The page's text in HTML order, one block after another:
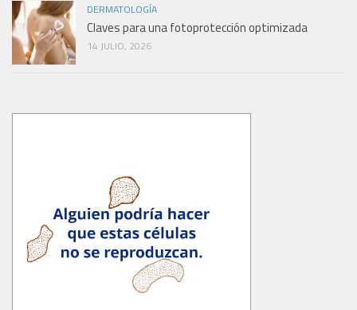
DERMATOLOGÍA
Claves para una fotoprotección optimizada
14 JULIO, 2026